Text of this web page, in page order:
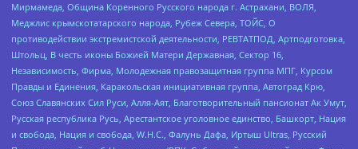
Мирмамеда, Община Коренного Русского народа г. Астрахани, ВОЛЯ,
Меджлис крымскотатарского народа, Рубеж Севера, ТОЙС, О
противодействии экстремистской деятельности, РЕВТАТПОД, Артподготовка,
Штольц, В честь иконы Божией Матери Державная, Сектор 16,
Независимость, Фирма, Молодежная правозащитная группа МПГ, Курсом
Правды и Единения, Каракольская инициативная группа, Автоград Крю,
Союз Славянских Сил Руси, Алля-Аят, Благотворительный пансионат Ак Умут,
Русская республика Русь, Арестантское уголовное единство, Башкорт, Нация
и свобода, Нация и свобода, W.H.С., Фалунь Дафа, Иртыш Ultras, Русский